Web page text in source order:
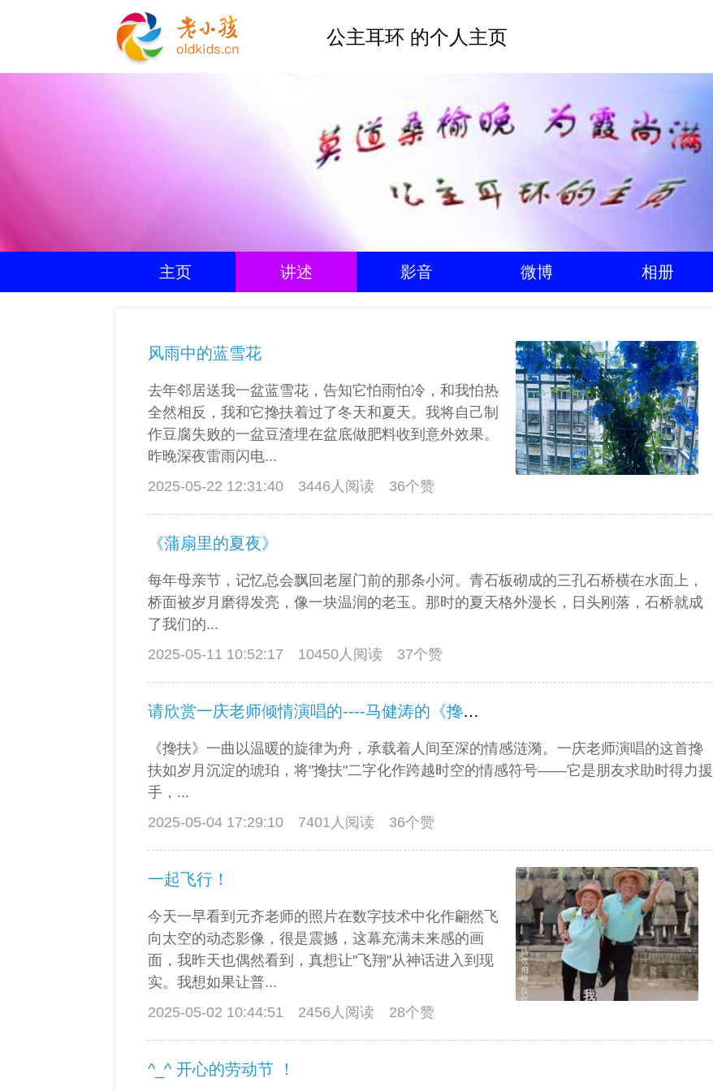
公主耳环 的个人主页
主页 讲述 影音 微博 相册
风雨中的蓝雪花
去年邻居送我一盆蓝雪花，告知它怕雨怕冷，和我怕热
全然相反，我和它搀扶着过了冬天和夏天。我将自己制
作豆腐失败的一盆豆渣埋在盆底做肥料收到意外效果。
昨晚深夜雷雨闪电...
2025-05-22 12:31:40
3446人阅读 36个赞
《蒲扇里的夏夜》
每年母亲节，记忆总会飘回老屋门前的那条小河。青石板砌成的三孔石桥横在水面上，
桥面被岁月磨得发亮，像一块温润的老玉。那时的夏天格外漫长，日头刚落，石桥就成
了我们的...
2025-05-11 10:52:17
10450人阅读 37个赞
请欣赏一庆老师倾情演唱的----马健涛的《搀扶》
《搀扶》一曲以温暖的旋律为舟，承载着人间至深的情感涟漪。一庆老师演唱的这首搀
扶如岁月沉淀的琥珀，将"搀扶"二字化作跨越时空的情感符号——它是朋友求助时得力援
手，...
2025-05-04 17:29:10
7401人阅读 36个赞
一起飞行！
今天一早看到元齐老师的照片在数字技术中化作翩然飞
向太空的动态影像，很是震撼，这幕充满未来感的画
面，我昨天也偶然看到，真想让"飞翔"从神话进入到现
实。我想如果让普...
2025-05-02 10:44:51
2456人阅读 28个赞
^_^ 开心的劳动节 ！